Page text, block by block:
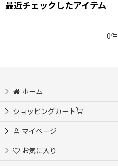
最近チェックしたアイテム
0件
ホーム
ショッピングカート
マイページ
お気に入り